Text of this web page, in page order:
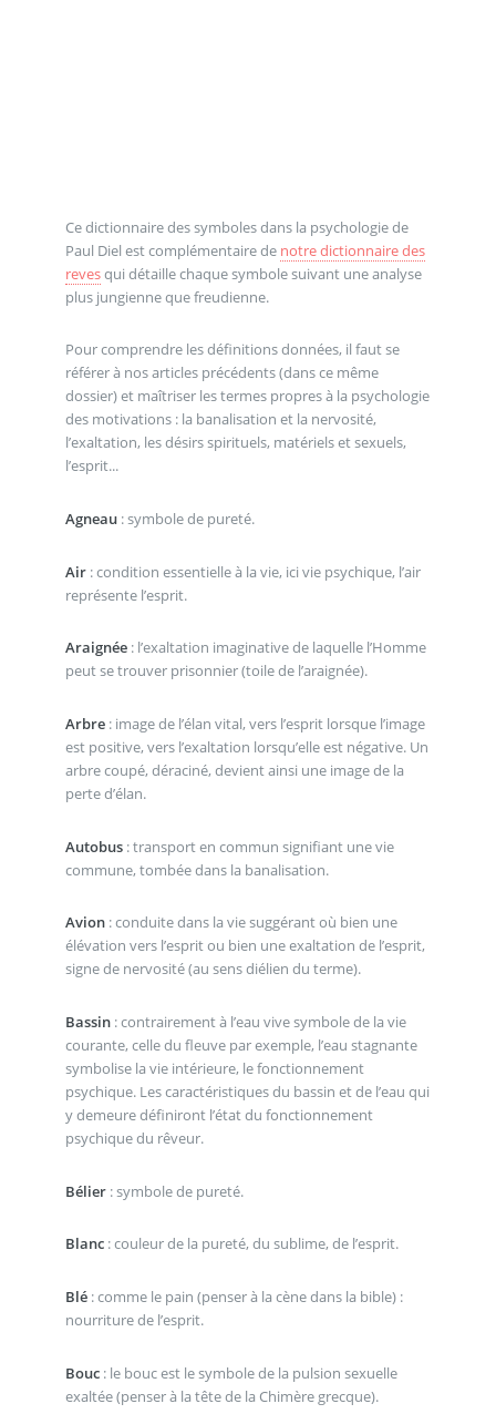
Ce dictionnaire des symboles dans la psychologie de
Paul Diel est complémentaire de notre dictionnaire des
revesqui détaille chaque symbole suivant une analyse
plus jungienne que freudienne.
Pour comprendre les définitions données, il faut se
référer à nos articles précédents (dans ce même
dossier) et maîtriser les termes propres à la psychologie
des motivations : la banalisation et la nervosité,
l’exaltation, les désirs spirituels, matériels et sexuels,
l’esprit...
Agneau: symbole de pureté.
Air: condition essentielle à la vie, ici vie psychique, l’air
représente l’esprit.
Araignée: l’exaltation imaginative de laquelle l’Homme
peut se trouver prisonnier (toile de l’araignée).
Arbre: image de l’élan vital, vers l’esprit lorsque l’image
est positive, vers l’exaltation lorsqu’elle est négative. Un
arbre coupé, déraciné, devient ainsi une image de la
perte d’élan.
Autobus: transport en commun signifiant une vie
commune, tombée dans la banalisation.
Avion: conduite dans la vie suggérant où bien une
élévation vers l’esprit ou bien une exaltation de l’esprit,
signe de nervosité (au sens diélien du terme).
Bassin: contrairement à l’eau vive symbole de la vie
courante, celle du fleuve par exemple, l’eau stagnante
symbolise la vie intérieure, le fonctionnement
psychique. Les caractéristiques du bassin et de l’eau qui
y demeure définiront l’état du fonctionnement
psychique du rêveur.
Bélier: symbole de pureté.
Blanc: couleur de la pureté, du sublime, de l’esprit.
Blé: comme le pain (penser à la cène dans la bible) :
nourriture de l’esprit.
Bouc: le bouc est le symbole de la pulsion sexuelle
exaltée (penser à la tête de la Chimère grecque).